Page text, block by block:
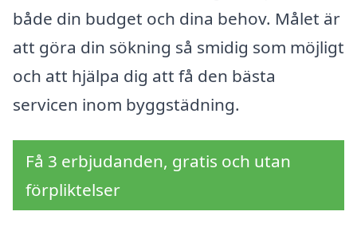
både din budget och dina behov. Målet är
att göra din sökning så smidig som möjligt
och att hjälpa dig att få den bästa
servicen inom byggstädning.
Få 3 erbjudanden, gratis och utan
förpliktelser